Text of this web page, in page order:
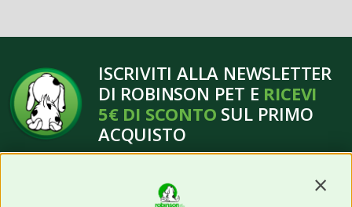
ISCRIVITI ALLA NEWSLETTER
DI ROBINSON PET E RICEVI
5€ DI SCONTO SUL PRIMO
ACQUISTO